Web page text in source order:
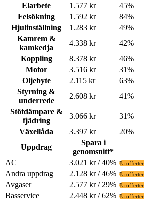
Elarbete
1.577 kr 45%
Felsökning
1.592 kr 84%
Hjulinställning
1.283 kr 49%
Kamrem &
kamkedja
4.338 kr 42%
Koppling
8.378 kr 46%
Motor
3.516 kr 31%
Oljebyte
2.115 kr 63%
Styrning &
underrede
2.608 kr 41%
Stötdämpare &
fjädring
3.066 kr 31%
Växellåda
3.397 kr 20%
Uppdrag
Spara i
genomsnitt*
AC
3.021 kr / 40% Få offerter
Andra uppdrag 2.128 kr / 46% Få offerter
Avgaser 2.577 kr / 29% Få offerter
Basservice 2.448 kr / 62% Få offerter